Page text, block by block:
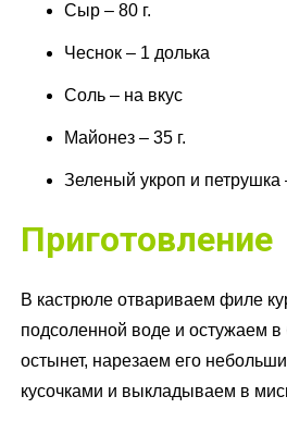
Сыр – 80 г.
Чеснок – 1 долька
Соль – на вкус
Майонез – 35 г.
Зеленый укроп и петрушка
Приготовление
В кастрюле отвариваем филе
подсоленной воде и остужаем в
остынет, нарезаем его
кусочками и выкладываем в